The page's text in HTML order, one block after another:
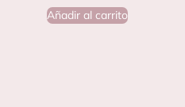
Añadir al carrito